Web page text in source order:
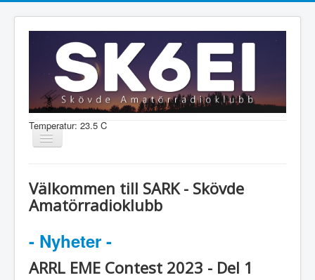
Temperatur: 23.5 C
Visa/dölj
Information
Medlem
Välkommen till SARK - Skövde
Amatörradioklubb
- Nyheter -
ARRL EME Contest 2023 - Del 1